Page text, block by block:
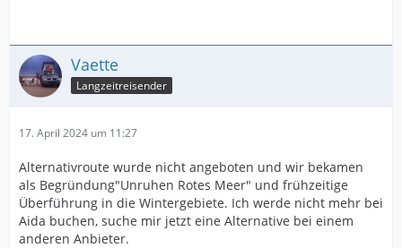
Vaette
Langzeitreisender
17. April 2024 um 11:27
Alternativroute wurde nicht angeboten und wir bekamen
als Begründung"Unruhen Rotes Meer" und frühzeitige
Überführung in die Wintergebiete. Ich werde nicht mehr bei
Aida buchen, suche mir jetzt eine Alternative bei einem
anderen Anbieter.